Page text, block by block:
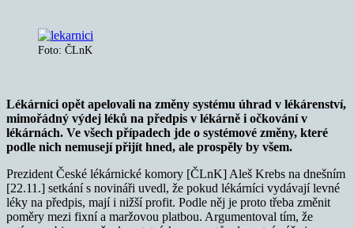
Foto: ČLnK
Lékárníci opět apelovali na změny systému úhrad v lékárenství,
mimořádný výdej léků na předpis v lékárně i očkování v
lékárnách. Ve všech případech jde o systémové změny, které
podle nich nemusejí přijít hned, ale prospěly by všem.
Prezident České lékárnické komory [ČLnK] Aleš Krebs na dnešním
[22.11.] setkání s novináři uvedl, že pokud lékárníci vydávají levné
léky na předpis, mají i nižší profit. Podle něj je proto třeba změnit
poměry mezi fixní a maržovou platbou. Argumentoval tím, že